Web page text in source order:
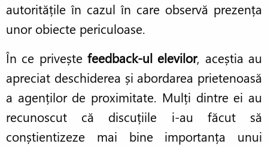
autoritățile în cazul în care observă prezența
unor obiecte periculoase.
În ce privește feedback-ul elevilor, aceștia au
apreciat deschiderea și abordarea prietenoasă
a agenților de proximitate. Mulți dintre ei au
recunoscut că discuțiile i-au făcut să
conștientizeze mai bine importanța unui